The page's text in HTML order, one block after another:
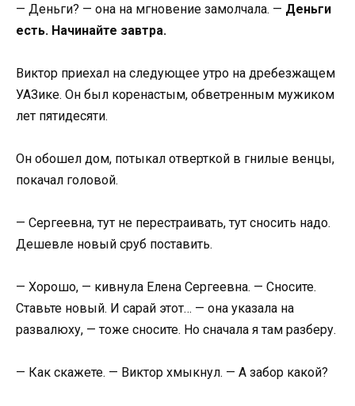
— Деньги? — она на мгновение замолчала. — Деньги
есть. Начинайте завтра.
Виктор приехал на следующее утро на дребезжащем
УАЗике. Он был коренастым, обветренным мужиком
лет пятидесяти.
Он обошел дом, потыкал отверткой в гнилые венцы,
покачал головой.
— Сергеевна, тут не перестраивать, тут сносить надо.
Дешевле новый сруб поставить.
— Хорошо, — кивнула Елена Сергеевна. — Сносите.
Ставьте новый. И сарай этот… — она указала на
развалюху, — тоже сносите. Но сначала я там разберу.
— Как скажете. — Виктор хмыкнул. — А забор какой?